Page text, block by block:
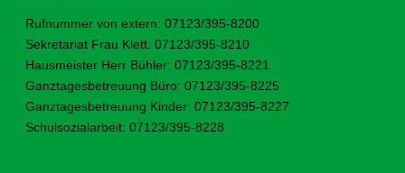
Rufnummer von extern: 07123/395-8200
Sekretariat Frau Klett: 07123/395-8210
Hausmeister Herr Bühler: 07123/395-8221
Ganztagesbetreuung Büro: 07123/395-8225
Ganztagesbetreuung Kinder: 07123/395-8227
Schulsozialarbeit: 07123/395-8228